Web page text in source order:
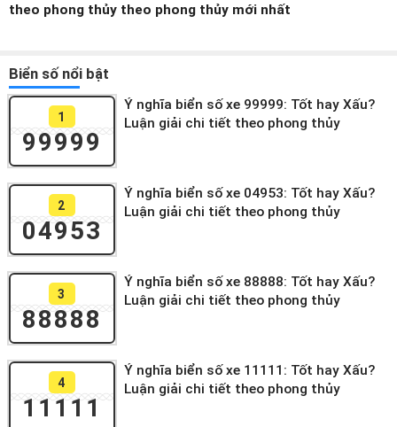
theo phong thủy theo phong thủy mới nhất
Biển số nổi bật
1
99999
Ý nghĩa biển số xe 99999: Tốt hay Xấu?
Luận giải chi tiết theo phong thủy
2
04953
Ý nghĩa biển số xe 04953: Tốt hay Xấu?
Luận giải chi tiết theo phong thủy
3
88888
Ý nghĩa biển số xe 88888: Tốt hay Xấu?
Luận giải chi tiết theo phong thủy
4
11111
Ý nghĩa biển số xe 11111: Tốt hay Xấu?
Luận giải chi tiết theo phong thủy